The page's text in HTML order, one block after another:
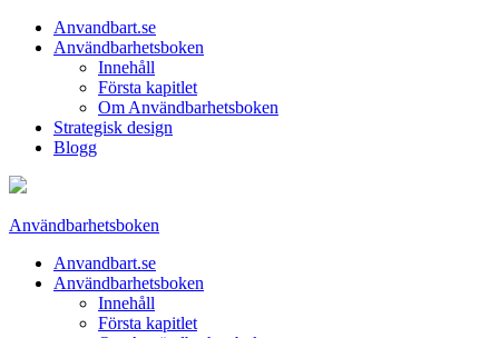
Anvandbart.se
Användbarhetsboken
Innehåll
Första kapitlet
Om Användbarhetsboken
Strategisk design
Blogg
Användbarhetsboken
Anvandbart.se
Användbarhetsboken
Innehåll
Första kapitlet